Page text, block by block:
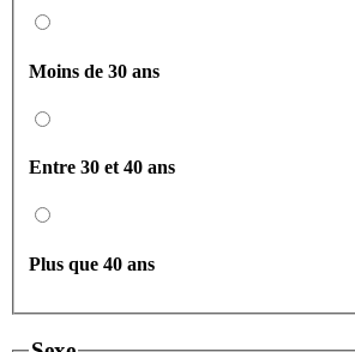
Moins de 30 ans
Entre 30 et 40 ans
Plus que 40 ans